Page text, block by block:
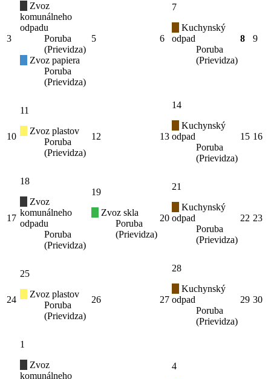
3
Zvoz
komunálneho
odpadu
Poruba
(Prievidza)
Zvoz papiera
Poruba
(Prievidza)
5 6
7
Kuchynský
odpad
Poruba
(Prievidza)
8 9
10
11
Zvoz plastov
Poruba
(Prievidza)
12 13
14
Kuchynský
odpad
Poruba
(Prievidza)
15 16
17
18
Zvoz
komunálneho
odpadu
Poruba
(Prievidza)
19
Zvoz skla
Poruba
(Prievidza)
20
21
Kuchynský
odpad
Poruba
(Prievidza)
22 23
24
25
Zvoz plastov
Poruba
(Prievidza)
26 27
28
Kuchynský
odpad
Poruba
(Prievidza)
29 30
1
Zvoz
komunálneho
4